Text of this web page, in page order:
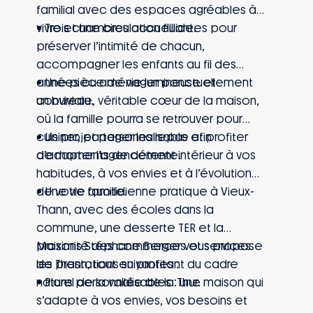
familial avec des espaces agréables à
vivre et une circulation fluide.
• Trois chambres accueillantes pour
préserver l’intimité de chacun,
accompagner les enfants au fil des
années ou aménager ponctuellement
un bureau.
• Une pièce de vie lumineuse et
conviviale, véritable cœur de la maison,
où la famille pourra se retrouver pour
cuisiner, partager les repas et profiter
de moments de détente.
• Un projet personnalisable afin
d’adapter l’agencement intérieur à vos
habitudes, à vos envies et à l’évolution
de votre famille.
• Une vie quotidienne pratique à Vieux-
Thann, avec des écoles dans la
commune, une desserte TER et la
proximité des commerces et services
de Thann, tout en profitant du cadre
naturel de la vallée de la Thur.
Maisons Stéphane Berger vous propose
les prestations suivantes :
• Plans personnalisables : une maison qui
s’adapte à vos envies, vos besoins et